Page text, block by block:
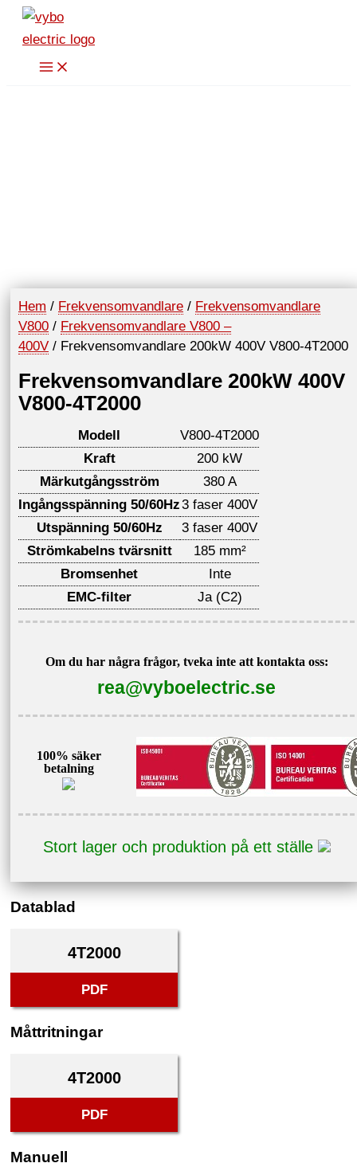
Hoppa
innehåll
Hem / Frekvensomvandlare / Frekvensomvandlare
V800 / Frekvensomvandlare V800 –
400V / Frekvensomvandlare 200kW 400V V800-4T2000
Frekvensomvandlare 200kW 400V
V800-4T2000
Modell
V800-4T2000
Kraft
200 kW
Märkutgångsström
380 A
Ingångsspänning 50/60Hz3 faser 400V
Utspänning 50/60Hz
3 faser 400V
Strömkabelns tvärsnitt
185 mm²
Bromsenhet
Inte
EMC-filter
Ja (C2)
Om du har några frågor, tveka inte att kontakta oss:
rea@vyboelectric.se
100% säker
betalning
Stort lager och produktion på ett ställe
Datablad
4T2000
PDF
Måttritningar
4T2000
PDF
Manuell